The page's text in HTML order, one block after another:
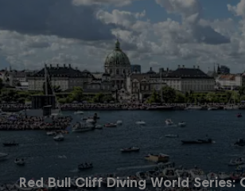
Red Bull Cliff Diving World Series: